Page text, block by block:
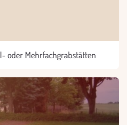
oder Mehrfachgrabstätten